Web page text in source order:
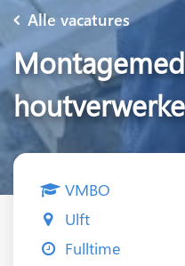
Alle vacatures
VMBO
Ulft
Fulltime